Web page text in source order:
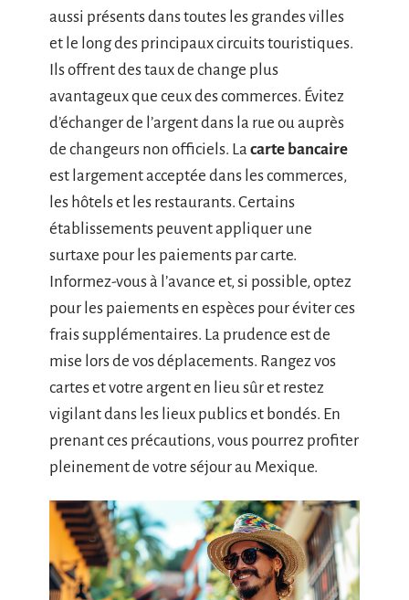
aussi présents dans toutes les grandes villes
et le long des principaux circuits touristiques.
Ils offrent des taux de change plus
avantageux que ceux des commerces. Évitez
d’échanger de l’argent dans la rue ou auprès
de changeurs non officiels. La carte bancaire
est largement acceptée dans les commerces,
les hôtels et les restaurants. Certains
établissements peuvent appliquer une
surtaxe pour les paiements par carte.
Informez-vous à l’avance et, si possible, optez
pour les paiements en espèces pour éviter ces
frais supplémentaires. La prudence est de
mise lors de vos déplacements. Rangez vos
cartes et votre argent en lieu sûr et restez
vigilant dans les lieux publics et bondés. En
prenant ces précautions, vous pourrez profiter
pleinement de votre séjour au Mexique.